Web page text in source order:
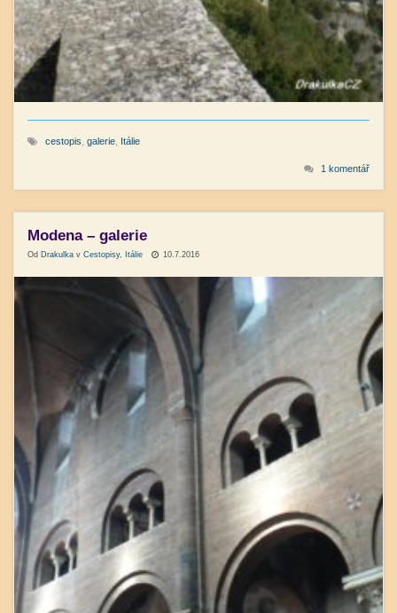
cestopis galerie Itálie
1 komentář
Modena – galerie
Od Drakulka v Cestopisy, Itálie 10.7.2016